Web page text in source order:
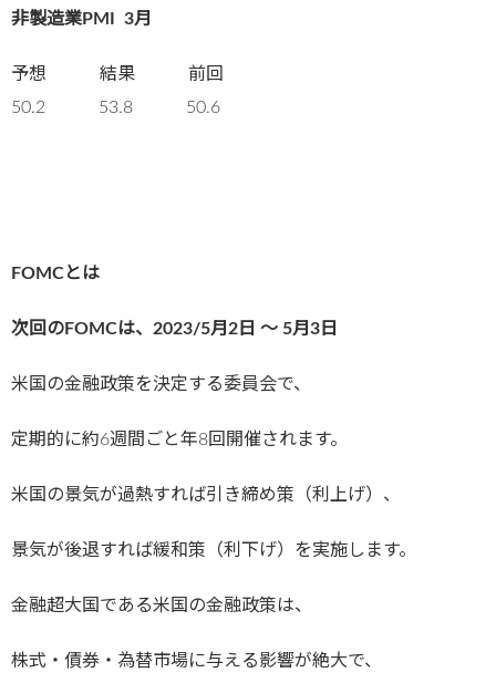
非製造業PMI 3月
予想 結果 前回
50.2 53.8 50.6
FOMCとは
次回のFOMCは、2023/5月2日 〜 5月3日
米国の金融政策を決定する委員会で、
定期的に約6週間ごと年8回開催されます。
米国の景気が過熱すれば引き締め策（利上げ）、
景気が後退すれば緩和策（利下げ）を実施します。
金融超大国である米国の金融政策は、
株式・債券・為替市場に与える影響が絶大で、